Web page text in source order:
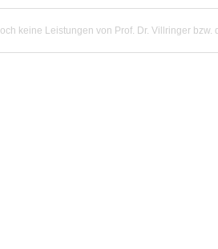
keine Leistungen von Prof. Dr. Villringer bzw.